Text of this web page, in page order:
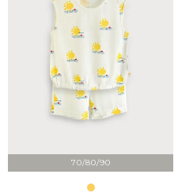
70/80/90